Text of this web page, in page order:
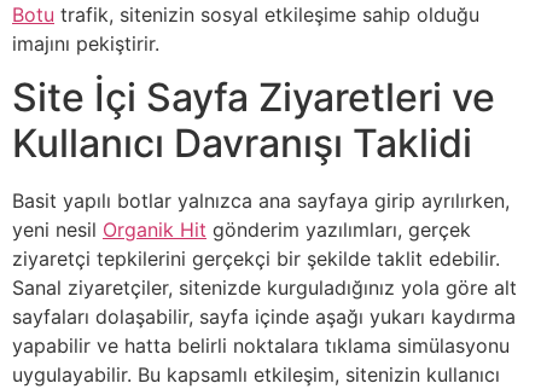
Botu trafik, sitenizin sosyal etkileşime sahip olduğu
imajını pekiştirir.
Site İçi Sayfa Ziyaretleri ve
Kullanıcı Davranışı Taklidi
Basit yapılı botlar yalnızca ana sayfaya girip ayrılırken,
yeni nesil Organik Hit gönderim yazılımları, gerçek
ziyaretçi tepkilerini gerçekçi bir şekilde taklit edebilir.
Sanal ziyaretçiler, sitenizde kurguladığınız yola göre alt
sayfaları dolaşabilir, sayfa içinde aşağı yukarı kaydırma
yapabilir ve hatta belirli noktalara tıklama simülasyonu
uygulayabilir. Bu kapsamlı etkileşim, sitenizin kullanıcı